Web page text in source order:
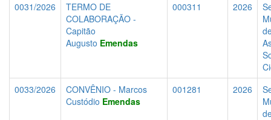
0031/2026
TERMO DE
COLABORAÇÃO -
Capitão
Augusto Emendas
000311 2026
0033/2026
CONVÊNIO - Marcos
Custódio Emendas
001281 2026